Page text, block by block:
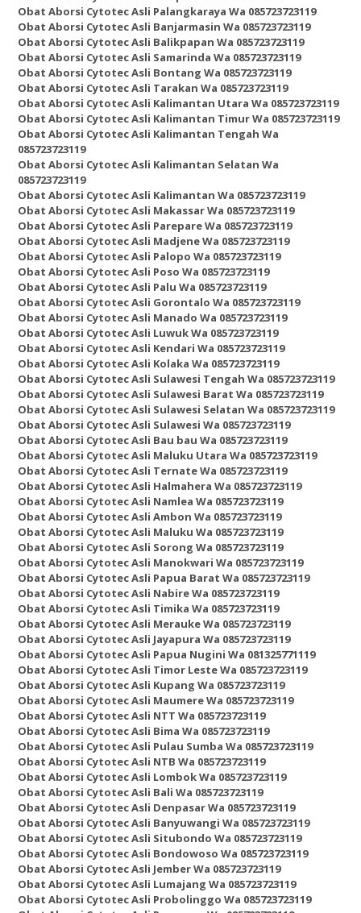
Obat Aborsi Cytotec Asli Palangkaraya Wa 085723723119
Obat Aborsi Cytotec Asli Banjarmasin Wa 085723723119
Obat Aborsi Cytotec Asli Balikpapan Wa 085723723119
Obat Aborsi Cytotec Asli Samarinda Wa 085723723119
Obat Aborsi Cytotec Asli Bontang Wa 085723723119
Obat Aborsi Cytotec Asli Tarakan Wa 085723723119
Obat Aborsi Cytotec Asli Kalimantan Utara Wa 085723723119
Obat Aborsi Cytotec Asli Kalimantan Timur Wa 085723723119
Obat Aborsi Cytotec Asli Kalimantan Tengah Wa
085723723119
Obat Aborsi Cytotec Asli Kalimantan Selatan Wa
085723723119
Obat Aborsi Cytotec Asli Kalimantan Wa 085723723119
Obat Aborsi Cytotec Asli Makassar Wa 085723723119
Obat Aborsi Cytotec Asli Parepare Wa 085723723119
Obat Aborsi Cytotec Asli Madjene Wa 085723723119
Obat Aborsi Cytotec Asli Palopo Wa 085723723119
Obat Aborsi Cytotec Asli Poso Wa 085723723119
Obat Aborsi Cytotec Asli Palu Wa 085723723119
Obat Aborsi Cytotec Asli Gorontalo Wa 085723723119
Obat Aborsi Cytotec Asli Manado Wa 085723723119
Obat Aborsi Cytotec Asli Luwuk Wa 085723723119
Obat Aborsi Cytotec Asli Kendari Wa 085723723119
Obat Aborsi Cytotec Asli Kolaka Wa 085723723119
Obat Aborsi Cytotec Asli Sulawesi Tengah Wa 085723723119
Obat Aborsi Cytotec Asli Sulawesi Barat Wa 085723723119
Obat Aborsi Cytotec Asli Sulawesi Selatan Wa 085723723119
Obat Aborsi Cytotec Asli Sulawesi Wa 085723723119
Obat Aborsi Cytotec Asli Bau bau Wa 085723723119
Obat Aborsi Cytotec Asli Maluku Utara Wa 085723723119
Obat Aborsi Cytotec Asli Ternate Wa 085723723119
Obat Aborsi Cytotec Asli Halmahera Wa 085723723119
Obat Aborsi Cytotec Asli Namlea Wa 085723723119
Obat Aborsi Cytotec Asli Ambon Wa 085723723119
Obat Aborsi Cytotec Asli Maluku Wa 085723723119
Obat Aborsi Cytotec Asli Sorong Wa 085723723119
Obat Aborsi Cytotec Asli Manokwari Wa 085723723119
Obat Aborsi Cytotec Asli Papua Barat Wa 085723723119
Obat Aborsi Cytotec Asli Nabire Wa 085723723119
Obat Aborsi Cytotec Asli Timika Wa 085723723119
Obat Aborsi Cytotec Asli Merauke Wa 085723723119
Obat Aborsi Cytotec Asli Jayapura Wa 085723723119
Obat Aborsi Cytotec Asli Papua Nugini Wa 081325771119
Obat Aborsi Cytotec Asli Timor Leste Wa 085723723119
Obat Aborsi Cytotec Asli Kupang Wa 085723723119
Obat Aborsi Cytotec Asli Maumere Wa 085723723119
Obat Aborsi Cytotec Asli NTT Wa 085723723119
Obat Aborsi Cytotec Asli Bima Wa 085723723119
Obat Aborsi Cytotec Asli Pulau Sumba Wa 085723723119
Obat Aborsi Cytotec Asli NTB Wa 085723723119
Obat Aborsi Cytotec Asli Lombok Wa 085723723119
Obat Aborsi Cytotec Asli Bali Wa 085723723119
Obat Aborsi Cytotec Asli Denpasar Wa 085723723119
Obat Aborsi Cytotec Asli Banyuwangi Wa 085723723119
Obat Aborsi Cytotec Asli Situbondo Wa 085723723119
Obat Aborsi Cytotec Asli Bondowoso Wa 085723723119
Obat Aborsi Cytotec Asli Jember Wa 085723723119
Obat Aborsi Cytotec Asli Lumajang Wa 085723723119
Obat Aborsi Cytotec Asli Probolinggo Wa 085723723119